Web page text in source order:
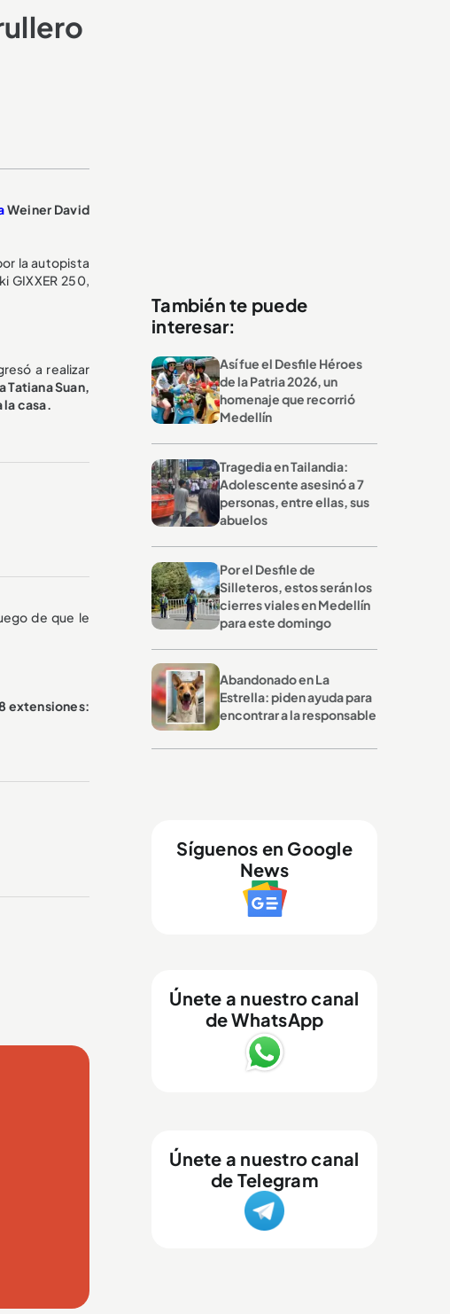
Weiner David
la autopista
GIXXER 250,
a realizar
Tatiana Suan,
la casa.
de que le
extensiones:
También te puede
interesar:
Así fue el Desfile Héroes
de la Patria 2026, un
homenaje que recorrió
Medellín
Tragedia en Tailandia:
Adolescente asesinó a 7
personas, entre ellas, sus
abuelos
Por el Desfile de
Silleteros, estos serán los
cierres viales en Medellín
para este domingo
Abandonado en La
Estrella: piden ayuda para
encontrar a la responsable
Síguenos en Google
News
Únete a nuestro canal
de WhatsApp
Únete a nuestro canal
de Telegram